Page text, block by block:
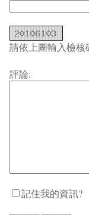
請依上圖輸入檢核
評論:
記住我的資訊?